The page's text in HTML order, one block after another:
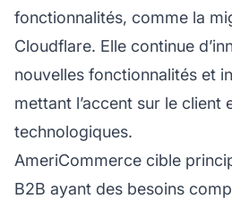
fonctionnalités, comme la
Cloudflare. Elle continue
nouvelles fonctionnalités et
mettant l’accent sur le client
technologiques.
AmeriCommerce cible
B2B ayant des besoins